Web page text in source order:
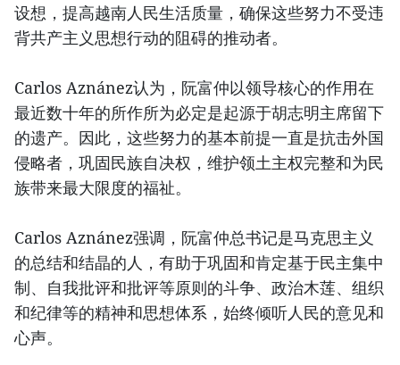
设想，提高越南人民生活质量，确保这些努力不受违
背共产主义思想行动的阻碍的推动者。
Carlos Aznánez认为，阮富仲以领导核心的作用在
最近数十年的所作所为必定是起源于胡志明主席留下
的遗产。因此，这些努力的基本前提一直是抗击外国
侵略者，巩固民族自决权，维护领土主权完整和为民
族带来最大限度的福祉。
Carlos Aznánez强调，阮富仲总书记是马克思主义
的总结和结晶的人，有助于巩固和肯定基于民主集中
制、自我批评和批评等原则的斗争、政治木莲、组织
和纪律等的精神和思想体系，始终倾听人民的意见和
心声。